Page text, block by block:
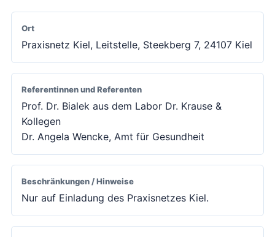
Ort
Praxisnetz Kiel, Leitstelle, Steekberg 7, 24107 Kiel
Referentinnen und Referenten
Prof. Dr. Bialek aus dem Labor Dr. Krause &
Kollegen
Dr. Angela Wencke, Amt für Gesundheit
Beschränkungen / Hinweise
Nur auf Einladung des Praxisnetzes Kiel.